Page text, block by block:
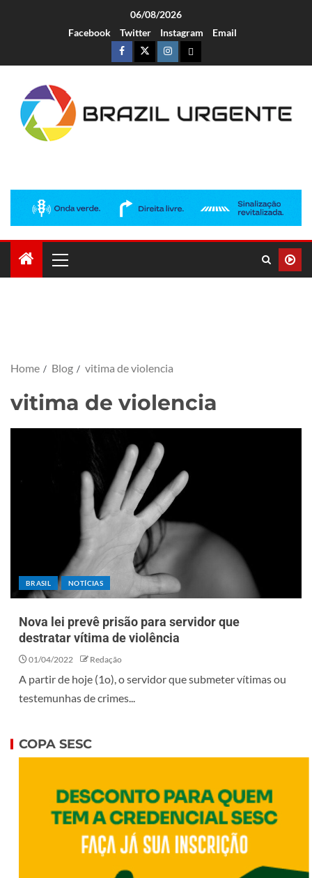
06/08/2026
Facebook
Twitter Instagram Email
Home Blog vitima de violencia
vitima de violencia
BRASIL NOTÍCIAS
Nova lei prevê prisão para servidor que
destratar vítima de violência
01/04/2022 Redação
A partir de hoje (1o), o servidor que submeter vítimas ou
testemunhas de crimes...
COPA SESC